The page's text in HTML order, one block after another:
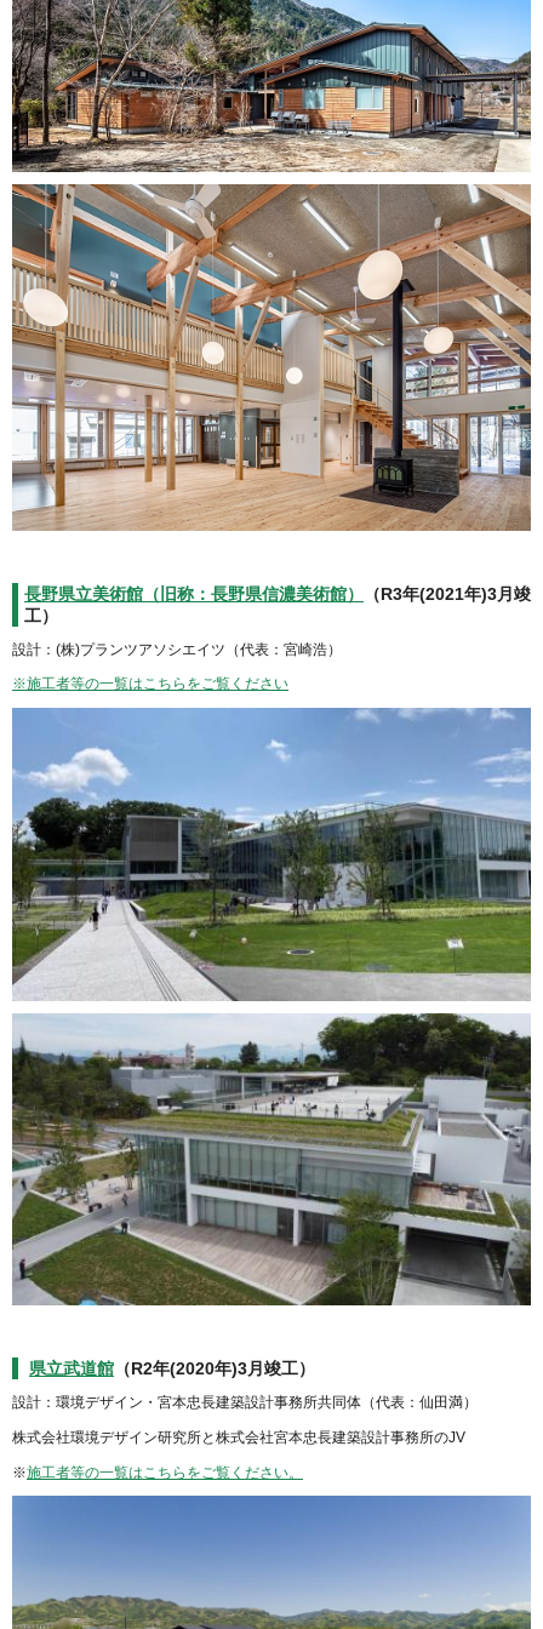
長野県立美術館（旧称：長野県信濃美術館）
（R3年(2021年)3月竣
工）
設計：(株)プランツアソシエイツ（代表：宮崎浩）
※施工者等の一覧はこちらをご覧ください
県立武道館 （R2年(2020年)3月竣工）
設計：環境デザイン・宮本忠長建築設計事務所共同体（代表：仙田満）
株式会社環境デザイン研究所と株式会社宮本忠長建築設計事務所のJV
※施工者等の一覧はこちらをご覧ください。